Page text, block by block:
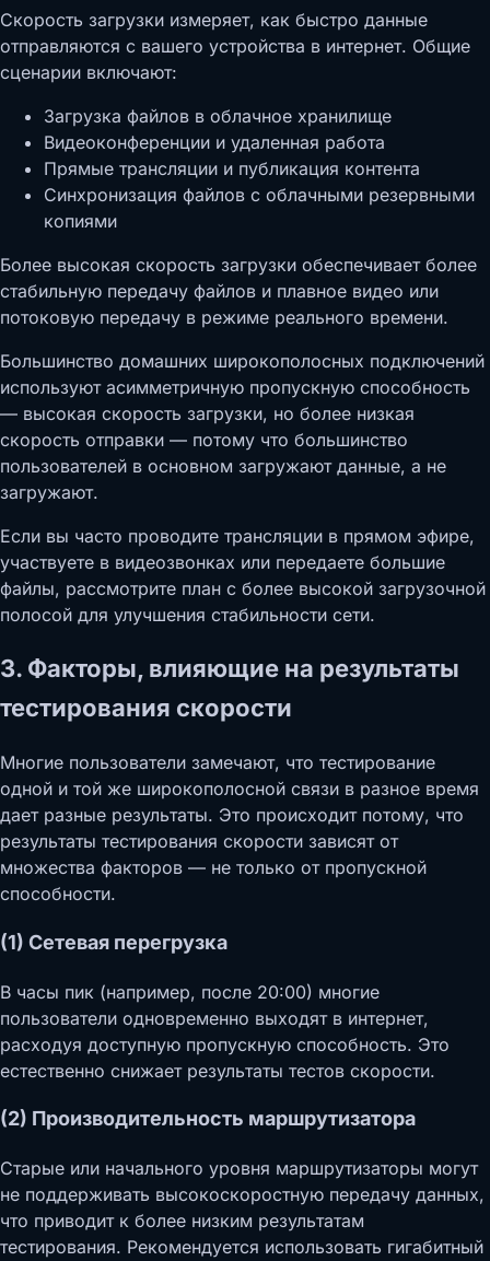
Скорость загрузки измеряет, как быстро данные
отправляются с вашего устройства в интернет. Общие
сценарии включают:
Загрузка файлов в облачное хранилище
Видеоконференции и удаленная работа
Прямые трансляции и публикация контента
Синхронизация файлов с облачными резервными
копиями
Более высокая скорость загрузки обеспечивает более
стабильную передачу файлов и плавное видео или
потоковую передачу в режиме реального времени.
Большинство домашних широкополосных подключений
используют асимметричную пропускную способность
— высокая скорость загрузки, но более низкая
скорость отправки — потому что большинство
пользователей в основном загружают данные, а не
загружают.
Если вы часто проводите трансляции в прямом эфире,
участвуете в видеозвонках или передаете большие
файлы, рассмотрите план с более высокой загрузочной
полосой для улучшения стабильности сети.
3. Факторы, влияющие на результаты
тестирования скорости
Многие пользователи замечают, что тестирование
одной и той же широкополосной связи в разное время
дает разные результаты. Это происходит потому, что
результаты тестирования скорости зависят от
множества факторов — не только от пропускной
способности.
(1) Сетевая перегрузка
В часы пик (например, после 20:00) многие
пользователи одновременно выходят в интернет,
расходуя доступную пропускную способность. Это
естественно снижает результаты тестов скорости.
(2) Производительность маршрутизатора
Старые или начального уровня маршрутизаторы могут
не поддерживать высокоскоростную передачу данных,
что приводит к более низким результатам
тестирования. Рекомендуется использовать гигабитный